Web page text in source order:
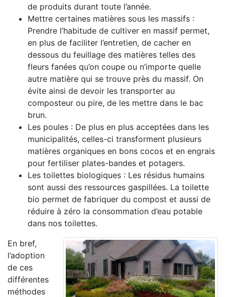
de produits durant toute l’année.
Mettre certaines matières sous les massifs :
Prendre l’habitude de cultiver en massif permet,
en plus de faciliter l’entretien, de cacher en
dessous du feuillage des matières telles des
fleurs fanées qu’on coupe ou n’importe quelle
autre matière qui se trouve près du massif. On
évite ainsi de devoir les transporter au
composteur ou pire, de les mettre dans le bac
brun.
Les poules : De plus en plus acceptées dans les
municipalités, celles-ci transforment plusieurs
matières organiques en bons cocos et en engrais
pour fertiliser plates-bandes et potagers.
Les toilettes biologiques : Les résidus humains
sont aussi des ressources gaspillées. La toilette
bio permet de fabriquer du compost et aussi de
réduire à zéro la consommation d’eau potable
dans nos toilettes.
En bref,
l’adoption
de ces
différentes
méthodes